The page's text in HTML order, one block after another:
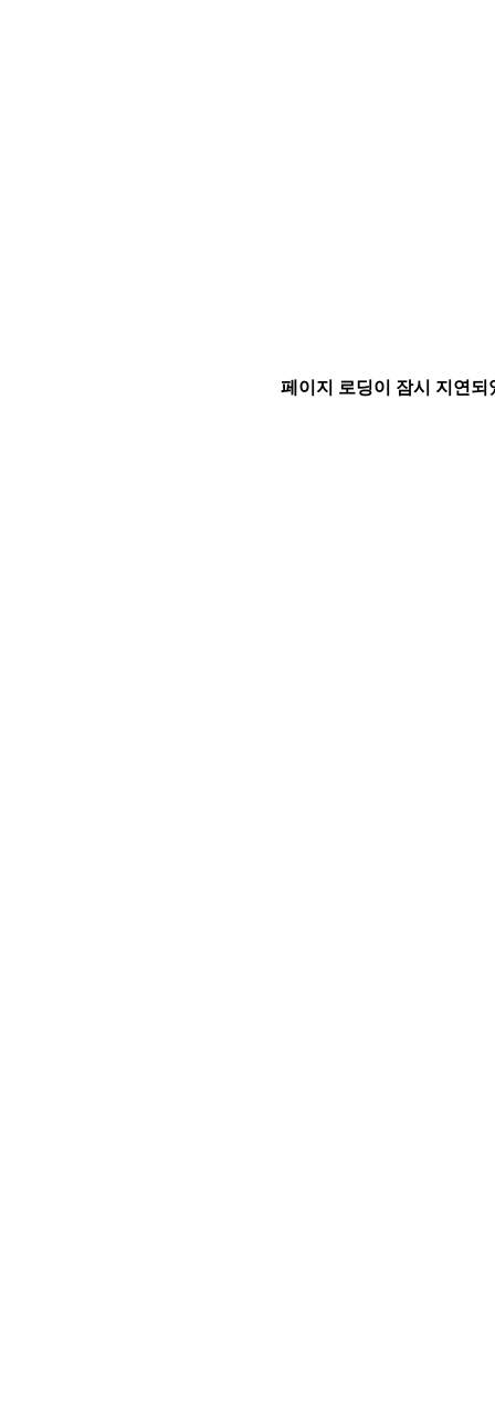
페이지 로딩이 잠시 지연